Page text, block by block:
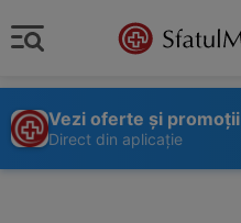
Vezi oferte și promoții
Direct din aplicație